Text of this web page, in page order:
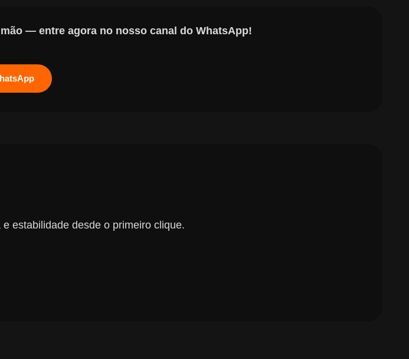
— entre agora no nosso canal do WhatsApp!
estabilidade desde o primeiro clique.